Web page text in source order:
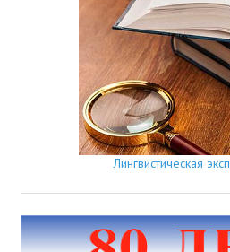
Лингвистическая